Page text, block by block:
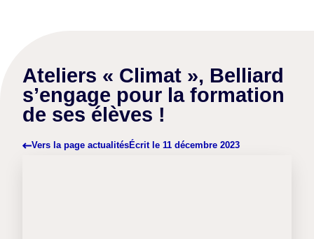
Ateliers « Climat », Belliard
s’engage pour la formation
de ses élèves !
Vers la page actualitésÉcrit le 11 décembre 2023